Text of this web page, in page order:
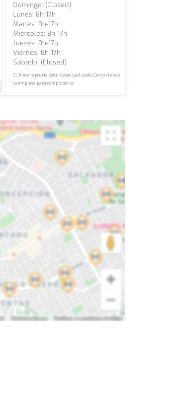
Domingo: (closed)
Lunes: 8h-17h
Martes: 8h-17h
Miércoles: 8h-17h
Jueves: 8h-17h
Viernes: 8h-17h
Sábado: (closed)
El horario podría estar desactualizado. Contacta con
la empresa para comprobarlo.